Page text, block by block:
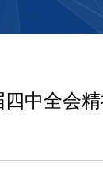
中全会